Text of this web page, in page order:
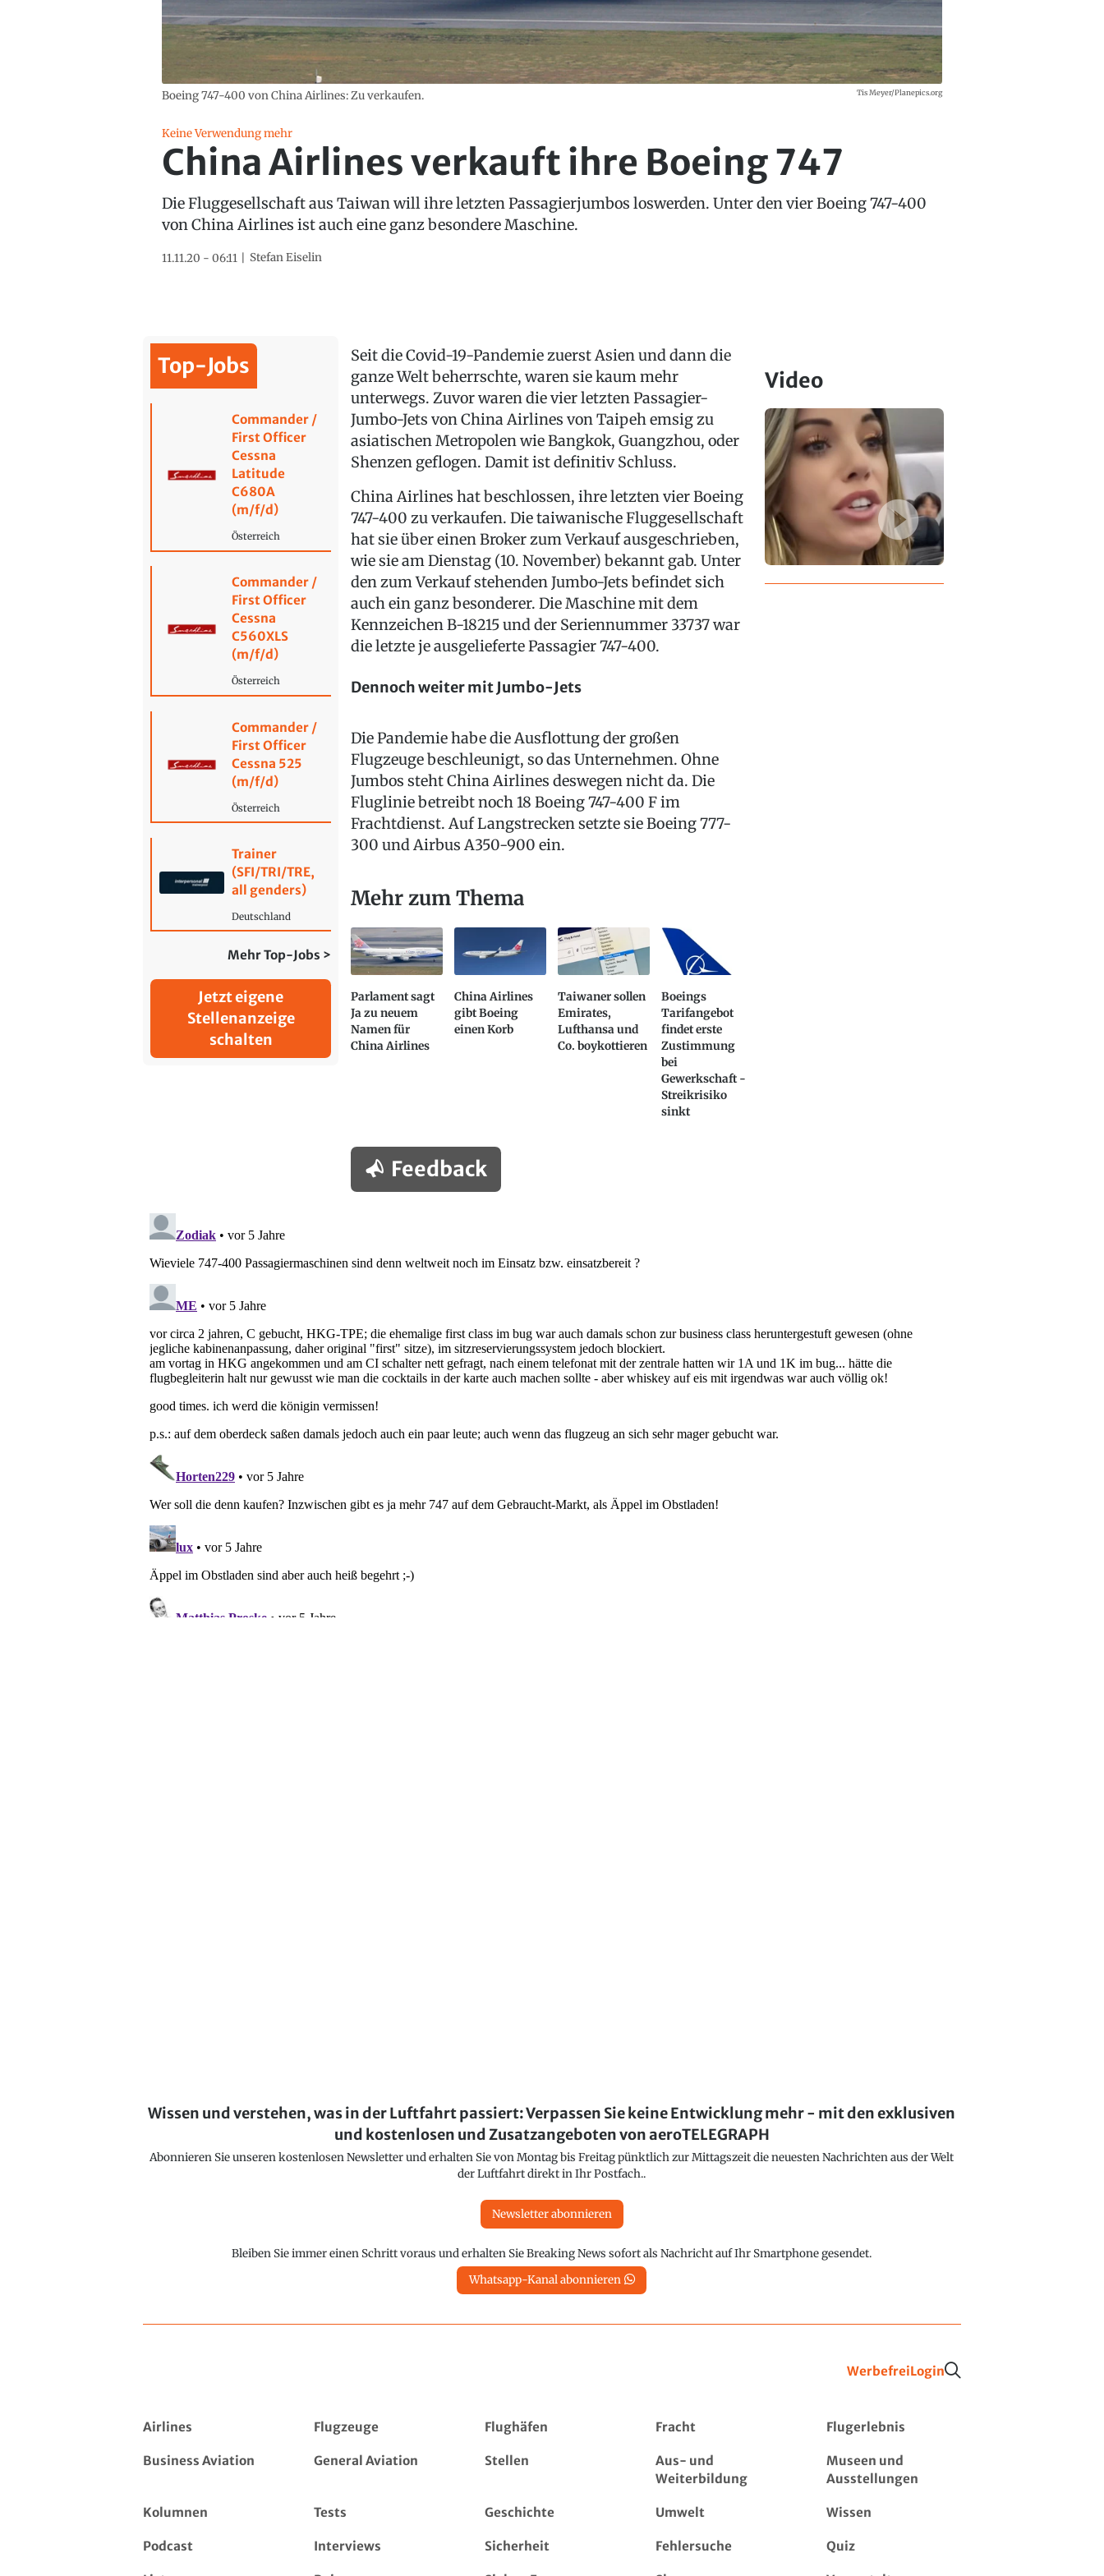
Boeing 747-400 von China Airlines: Zu verkaufen. Tis Meyer/Planepics.org
Keine Verwendung mehr
China Airlines verkauft ihre Boeing 747
Die Fluggesellschaft aus Taiwan will ihre letzten Passagierjumbos loswerden. Unter den vier Boeing 747-400
von China Airlines ist auch eine ganz besondere Maschine.
11.11.20 - 06:11 Stefan Eiselin
Top-Jobs
Commander /
First Officer
Cessna
Latitude
C680A
(m/f/d)
Österreich
Commander /
First Officer
Cessna
C560XLS
(m/f/d)
Österreich
Commander /
First Officer
Cessna 525
(m/f/d)
Österreich
Trainer
(SFI/TRI/TRE,
all genders)
Deutschland
Mehr Top-Jobs >
Jetzt eigene
Stellenanzeige
schalten
Seit die Covid-19-Pandemie zuerst Asien und dann die
ganze Welt beherrschte, waren sie kaum mehr
unterwegs. Zuvor waren die vier letzten Passagier-
Jumbo-Jets von China Airlines von Taipeh emsig zu
asiatischen Metropolen wie Bangkok, Guangzhou, oder
Shenzen geflogen. Damit ist definitiv Schluss.
China Airlines hat beschlossen, ihre letzten vier Boeing
747-400 zu verkaufen. Die taiwanische Fluggesellschaft
hat sie über einen Broker zum Verkauf ausgeschrieben,
wie sie am Dienstag (10. November) bekannt gab. Unter
den zum Verkauf stehenden Jumbo-Jets befindet sich
auch ein ganz besonderer. Die Maschine mit dem
Kennzeichen B-18215 und der Seriennummer 33737 war
die letzte je ausgelieferte Passagier 747-400.
Dennoch weiter mit Jumbo-Jets
Die Pandemie habe die Ausflottung der großen
Flugzeuge beschleunigt, so das Unternehmen. Ohne
Jumbos steht China Airlines deswegen nicht da. Die
Fluglinie betreibt noch 18 Boeing 747-400 F im
Frachtdienst. Auf Langstrecken setzte sie Boeing 777-
300 und Airbus A350-900 ein.
Mehr zum Thema
Parlament sagt
Ja zu neuem
Namen für
China Airlines
China Airlines
gibt Boeing
einen Korb
Taiwaner sollen
Emirates,
Lufthansa und
Co. boykottieren
Boeings
Tarifangebot
findet erste
Zustimmung
bei
Gewerkschaft -
Streikrisiko
sinkt
Feedback
Video
Wissen und verstehen, was in der Luftfahrt passiert: Verpassen Sie keine Entwicklung mehr - mit den exklusiven
und kostenlosen und Zusatzangeboten von aeroTELEGRAPH
Abonnieren Sie unseren kostenlosen Newsletter und erhalten Sie von Montag bis Freitag pünktlich zur Mittagszeit die neuesten Nachrichten aus der Welt
der Luftfahrt direkt in Ihr Postfach..
Newsletter abonnieren
Bleiben Sie immer einen Schritt voraus und erhalten Sie Breaking News sofort als Nachricht auf Ihr Smartphone gesendet.
Whatsapp-Kanal abonnieren
WerbefreiLogin
Airlines Flugzeuge Flughäfen Fracht Flugerlebnis
Business Aviation General Aviation Stellen
Aus- und
Weiterbildung
Museen und
Ausstellungen
Kolumnen Tests Geschichte Umwelt Wissen
Podcast Interviews Sicherheit Fehlersuche Quiz